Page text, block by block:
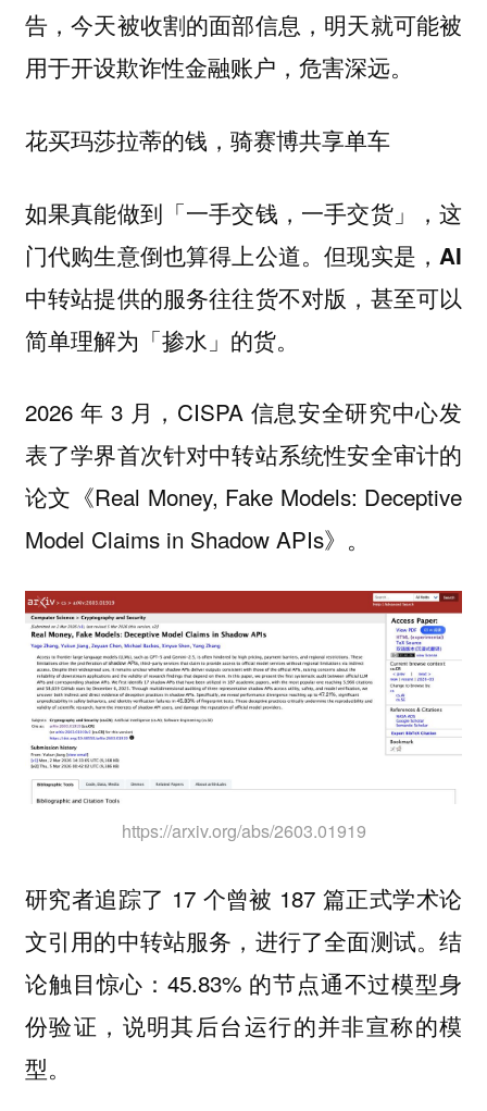
告，今天被收割的面部信息，明天就可能被
用于开设欺诈性金融账户，危害深远。
花买玛莎拉蒂的钱，骑赛博共享单车
如果真能做到「一手交钱，一手交货」，这
门代购生意倒也算得上公道。但现实是，AI
中转站提供的服务往往货不对版，甚至可以
简单理解为「掺水」的货。
2026 年 3 月，CISPA 信息安全研究中心发
表了学界首次针对中转站系统性安全审计的
论文《Real Money, Fake Models: Deceptive
Model Claims in Shadow APIs》。
https://arxiv.org/abs/2603.01919
研究者追踪了 17 个曾被 187 篇正式学术论
文引用的中转站服务，进行了全面测试。结
论触目惊心：45.83% 的节点通不过模型身
份验证，说明其后台运行的并非宣称的模
型。